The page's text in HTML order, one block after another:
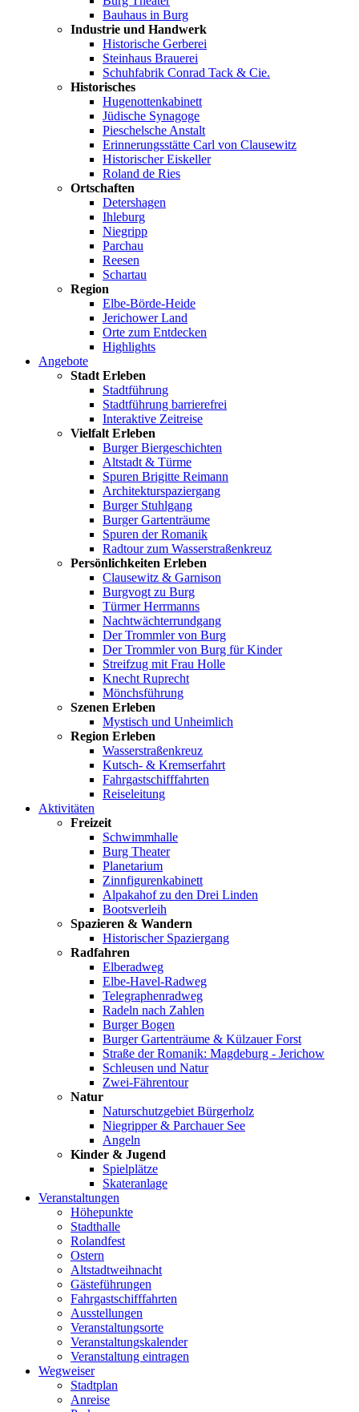
Bauhaus in Burg
Industrie und Handwerk
Historische Gerberei
Steinhaus Brauerei
Schuhfabrik Conrad Tack & Cie.
Historisches
Hugenottenkabinett
Jüdische Synagoge
Pieschelsche Anstalt
Erinnerungsstätte Carl von Clausewitz
Historischer Eiskeller
Roland de Ries
Ortschaften
Detershagen
Ihleburg
Niegripp
Parchau
Reesen
Schartau
Region
Elbe-Börde-Heide
Jerichower Land
Orte zum Entdecken
Highlights
Angebote
Stadt Erleben
Stadtführung
Stadtführung barrierefrei
Interaktive Zeitreise
Vielfalt Erleben
Burger Biergeschichten
Altstadt & Türme
Spuren Brigitte Reimann
Architekturspaziergang
Burger Stuhlgang
Burger Gartenträume
Spuren der Romanik
Radtour zum Wasserstraßenkreuz
Persönlichkeiten Erleben
Clausewitz & Garnison
Burgvogt zu Burg
Türmer Herrmanns
Nachtwächterrundgang
Der Trommler von Burg
Der Trommler von Burg für Kinder
Streifzug mit Frau Holle
Knecht Ruprecht
Mönchsführung
Szenen Erleben
Mystisch und Unheimlich
Region Erleben
Wasserstraßenkreuz
Kutsch- & Kremserfahrt
Fahrgastschifffahrten
Reiseleitung
Aktivitäten
Freizeit
Schwimmhalle
Burg Theater
Planetarium
Zinnfigurenkabinett
Alpakahof zu den Drei Linden
Bootsverleih
Spazieren & Wandern
Historischer Spaziergang
Radfahren
Elberadweg
Elbe-Havel-Radweg
Telegraphenradweg
Radeln nach Zahlen
Burger Bogen
Burger Gartenträume & Külzauer Forst
Straße der Romanik: Magdeburg - Jerichow
Schleusen und Natur
Zwei-Fährentour
Natur
Naturschutzgebiet Bürgerholz
Niegripper & Parchauer See
Angeln
Kinder & Jugend
Spielplätze
Skateranlage
Veranstaltungen
Höhepunkte
Stadthalle
Rolandfest
Ostern
Altstadtweihnacht
Gästeführungen
Fahrgastschifffahrten
Ausstellungen
Veranstaltungsorte
Veranstaltungskalender
Veranstaltung eintragen
Wegweiser
Stadtplan
Anreise